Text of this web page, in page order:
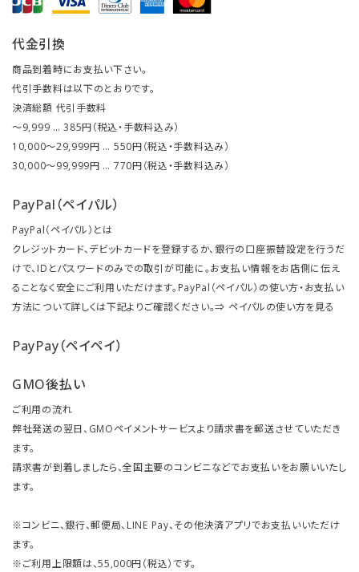
代金引換
商品到着時にお支払い下さい。
代引手数料は以下のとおりです。
決済総額 代引手数料
～9,999 … 385円（税込・手数料込み）
10,000～29,999円 … 550円（税込・手数料込み）
30,000～99,999円 … 770円（税込・手数料込み）
PayPal（ペイパル）
PayPal（ペイパル）とは
クレジットカード、デビットカードを登録するか、銀行の口座振替設定を行うだ
けで、IDとパスワードのみでの取引が可能に。お支払い情報をお店側に伝え
ることなく安全にご利用いただけます。PayPal（ペイパル）の使い方・お支払い
方法について詳しくは下記よりご確認ください。⇒ ペイパルの使い方を見る
PayPay（ペイペイ）
GMO後払い
ご利用の流れ
弊社発送の翌日、GMOペイメントサービスより請求書を郵送させていただき
ます。
請求書が到着しましたら、全国主要のコンビニなどでお支払いをお願いいたし
ます。
※コンビニ、銀行、郵便局、LINE Pay、その他決済アプリでお支払いいただけ
ます。
※ご利用上限額は、55,000円（税込）です。